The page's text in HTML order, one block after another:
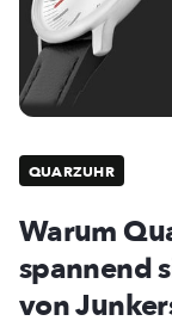
QUARZUHR
Warum
spannend
von